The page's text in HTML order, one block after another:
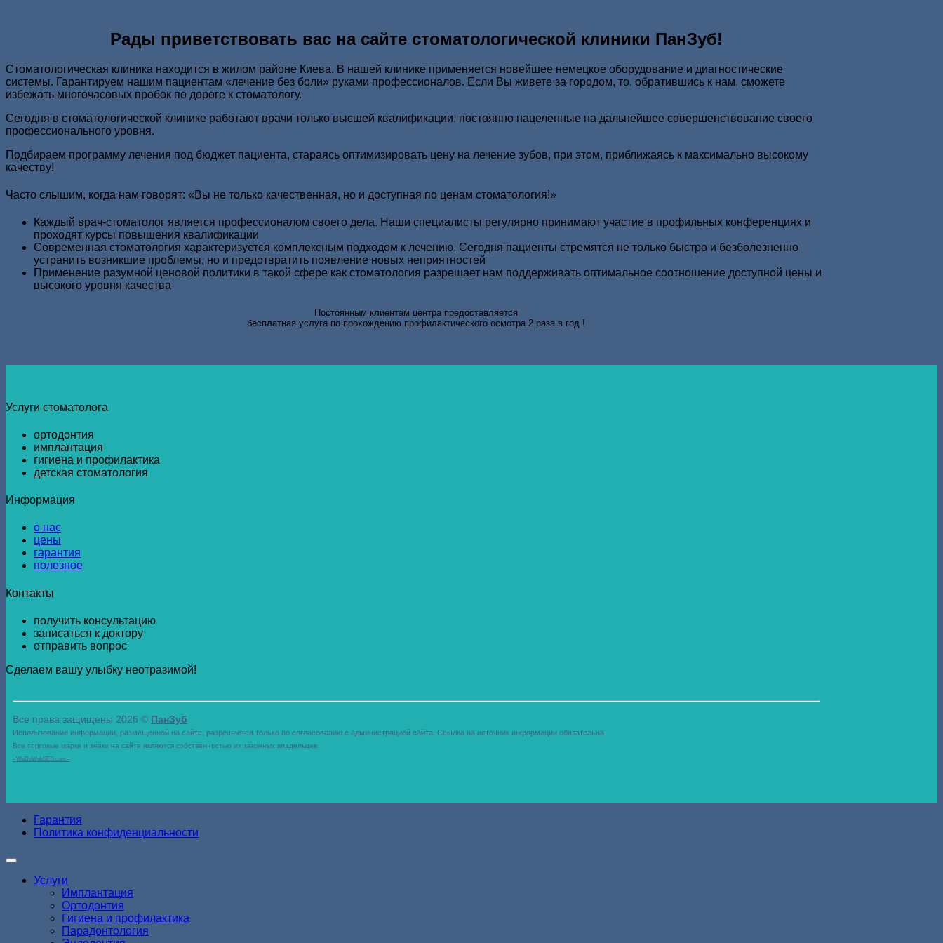
Рады приветствовать вас на сайте стоматологической клиники ПанЗуб!
Стоматологическая клиника находится в жилом районе Киева. В нашей клинике применяется новейшее немецкое оборудование и диагностические
системы. Гарантируем нашим пациентам «лечение без боли» руками профессионалов. Если Вы живете за городом, то, обратившись к нам, сможете
избежать многочасовых пробок по дороге к стоматологу.
Сегодня в стоматологической клинике работают врачи только высшей квалификации, постоянно нацеленные на дальнейшее совершенствование своего
профессионального уровня.
Подбираем программу лечения под бюджет пациента, стараясь оптимизировать цену на лечение зубов, при этом, приближаясь к максимально высокому
качеству!
Часто слышим, когда нам говорят: «Вы не только качественная, но и доступная по ценам стоматология!»
Каждый врач-стоматолог является профессионалом своего дела. Наши специалисты регулярно принимают участие в профильных конференциях и
проходят курсы повышения квалификации
Современная стоматология характеризуется комплексным подходом к лечению. Сегодня пациенты стремятся не только быстро и безболезненно
устранить возникшие проблемы, но и предотвратить появление новых неприятностей
Применение разумной ценовой политики в такой сфере как стоматология разрешает нам поддерживать оптимальное соотношение доступной цены и
высокого уровня качества
Постоянным клиентам центра предоставляется
бесплатная услуга по прохождению профилактического осмотра 2 раза в год !
Услуги стоматолога
ортодонтия
имплантация
гигиена и профилактика
детская стоматология
Информация
о нас
цены
гарантия
полезное
Контакты
получить консультацию
записаться к доктору
отправить вопрос
Сделаем вашу улыбку неотразимой!
Все права защищены 2026 © ПанЗуб
Использование информации, размещенной на сайте, разрешается только по согласованию с администрацией сайта. Ссылка на источник информации обязательна
Все торговые марки и знаки на сайте являются собственностью их законных владельцев
- WeDoWebSEO.com -
Гарантия
Политика конфиденциальности
Услуги
Имплантация
Ортодонтия
Гигиена и профилактика
Парадонтология